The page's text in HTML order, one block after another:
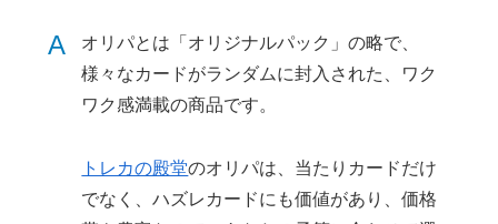
A
オリパとは「オリジナルパック」の略で、
様々なカードがランダムに封入された、ワク
ワク感満載の商品です。
トレカの殿堂のオリパは、当たりカードだけ
でなく、ハズレカードにも価値があり、価格